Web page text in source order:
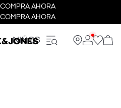
COMPRA AHORA
COMPRA AHORA
NIÑOS